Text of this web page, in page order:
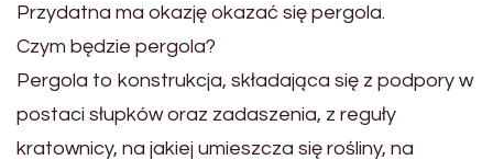
Przydatna ma okazję okazać się pergola.
Czym będzie pergola?
Pergola to konstrukcja, składająca się z podpory w
postaci słupków oraz zadaszenia, z reguły
kratownicy, na jakiej umieszcza się rośliny, na